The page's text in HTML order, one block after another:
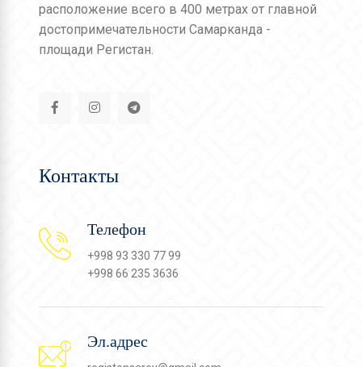
расположение всего в 400 метрах от главной
достопримечательности Самарканда -
площади Регистан.
Контакты
Телефон
+998 93 330 77 99
+998 66 235 3636
Эл.адрес